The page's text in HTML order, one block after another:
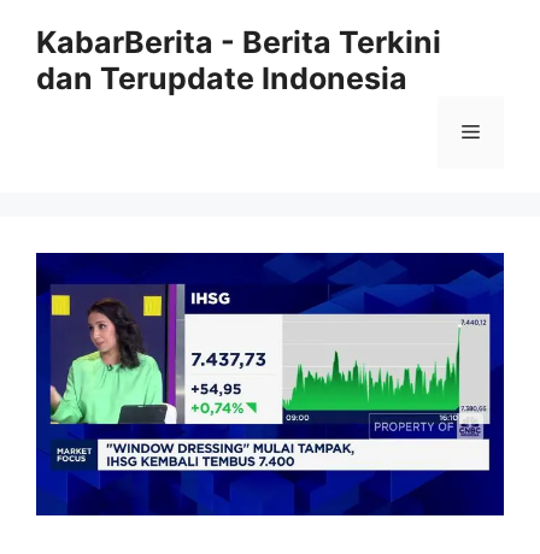
KabarBerita - Berita Terkini
dan Terupdate Indonesia
Menu